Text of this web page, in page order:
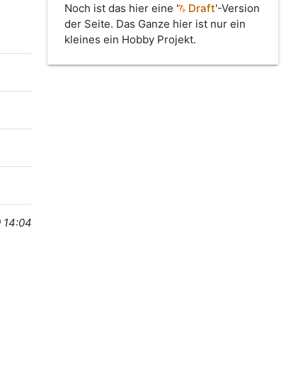
14:04
Noch ist das hier eine ' Draft'-Version
der Seite. Das Ganze hier ist nur ein
kleines ein Hobby Projekt.